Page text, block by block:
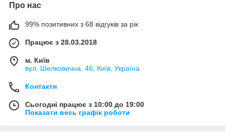
Про нас
99% позитивних з 68 відгуків за рік
Працює з 28.03.2018
м. Київ
вул. Шелковична, 46, Київ, Україна
Контакти
Сьогодні працює з 10:00 до 19:00
Показати весь графік роботи